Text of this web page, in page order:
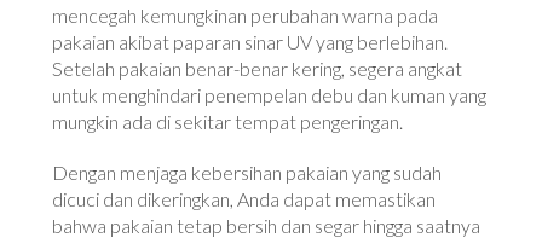
mencegah kemungkinan perubahan warna pada
pakaian akibat paparan sinar UV yang berlebihan.
Setelah pakaian benar-benar kering, segera angkat
untuk menghindari penempelan debu dan kuman yang
mungkin ada di sekitar tempat pengeringan.
Dengan menjaga kebersihan pakaian yang sudah
dicuci dan dikeringkan, Anda dapat memastikan
bahwa pakaian tetap bersih dan segar hingga saatnya